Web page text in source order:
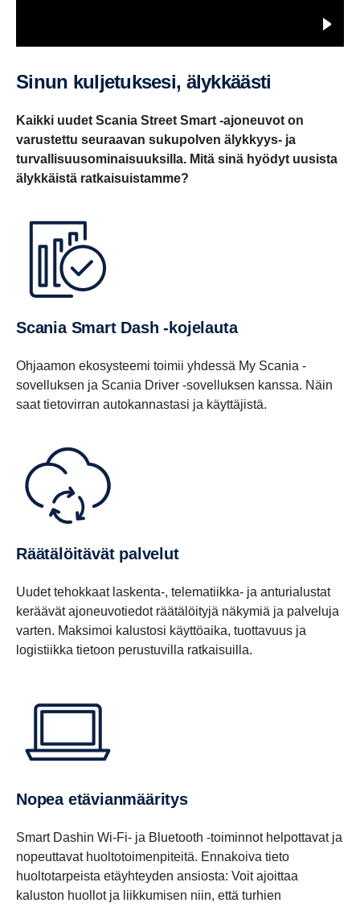
Sinun kulje­tuk­sesi, älykkäästi
Kaikki uudet Scania Street Smart -ajoneuvot on
varustettu seuraavan sukupolven älykkyys- ja
turvallisuusominaisuuksilla. Mitä sinä hyödyt uusista
älykkäistä ratkaisuistamme?
Scania Smart Dash -kojelauta
Ohjaamon ekosysteemi toimii yhdessä My Scania -
sovelluksen ja Scania Driver -sovelluksen kanssa. Näin
saat tietovirran autokannastasi ja käyttäjistä.
Räätälöitävät palvelut
Uudet tehokkaat laskenta-, telematiikka- ja anturialustat
keräävät ajoneuvotiedot räätälöityjä näkymiä ja palveluja
varten. Maksimoi kalustosi käyttöaika, tuottavuus ja
logistiikka tietoon perustuvilla ratkaisuilla.
Nopea etävianmääritys
Smart Dashin Wi-Fi- ja Bluetooth -toiminnot helpottavat ja
nopeuttavat huoltotoimenpiteitä. Ennakoiva tieto
huoltotarpeista etäyhteyden ansiosta: Voit ajoittaa
kaluston huollot ja liikkumisen niin, että turhien